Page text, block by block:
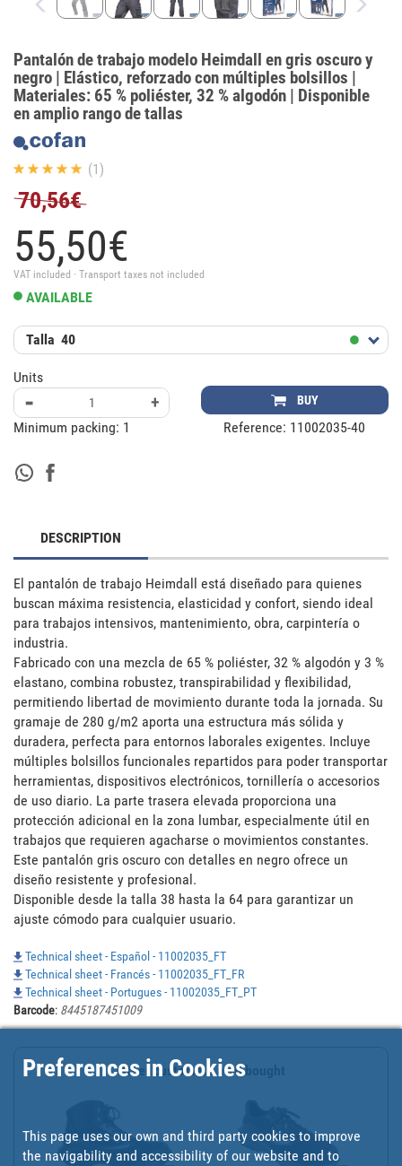
Pantalón de trabajo modelo Heimdall en gris oscuro y
negro | Elástico, reforzado con múltiples bolsillos |
Materiales: 65 % poliéster, 32 % algodón | Disponible
en amplio rango de tallas
(1)
70,56€
55,50€
VAT included · Transport taxes not included
AVAILABLE
Talla 40
Units
- + BUY
Minimum packing: 1 Reference: 11002035-40
DESCRIPTION
El pantalón de trabajo Heimdall está diseñado para quienes
buscan máxima resistencia, elasticidad y confort, siendo ideal
para trabajos intensivos, mantenimiento, obra, carpintería o
industria.
Fabricado con una mezcla de 65 % poliéster, 32 % algodón y 3 %
elastano, combina robustez, transpirabilidad y flexibilidad,
permitiendo libertad de movimiento durante toda la jornada. Su
gramaje de 280 g/m2 aporta una estructura más sólida y
duradera, perfecta para entornos laborales exigentes. Incluye
múltiples bolsillos funcionales repartidos para poder transportar
herramientas, dispositivos electrónicos, tornillería o accesorios
de uso diario. La parte trasera elevada proporciona una
protección adicional en la zona lumbar, especialmente útil en
trabajos que requieren agacharse o movimientos constantes.
Este pantalón gris oscuro con detalles en negro ofrece un
diseño resistente y profesional.
Disponible desde la talla 38 hasta la 64 para garantizar un
ajuste cómodo para cualquier usuario.
Technical sheet - Español - 11002035_FT
Technical sheet - Francés - 11002035_FT_FR
Technical sheet - Portugues - 11002035_FT_PT
Barcode: 8445187451009
Other customers also bought
Preferences in Cookies
This page uses our own and third party cookies to improve
the navigability and accessibility of our website and to